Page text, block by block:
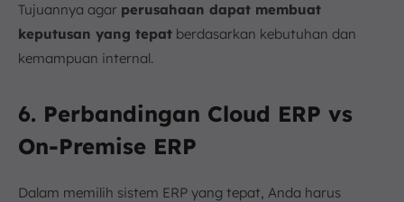
Tujuannya agar perusahaan dapat membuat
keputusan yang tepat berdasarkan kebutuhan dan
kemampuan internal.
6. Perbandingan Cloud ERP vs
On-Premise ERP
Dalam memilih sistem ERP yang tepat, Anda harus